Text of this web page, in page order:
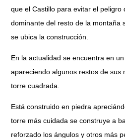
que el Castillo para evitar el peligro
dominante del resto de la montaña
se ubica la construcción.
En la actualidad se encuentra en
apareciendo algunos restos de sus
torre cuadrada.
Está construido en piedra
torre más cuidada se construye a
reforzado los ángulos y otros más